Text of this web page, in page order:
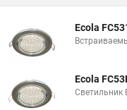
Ecola
Ecola
Светильник